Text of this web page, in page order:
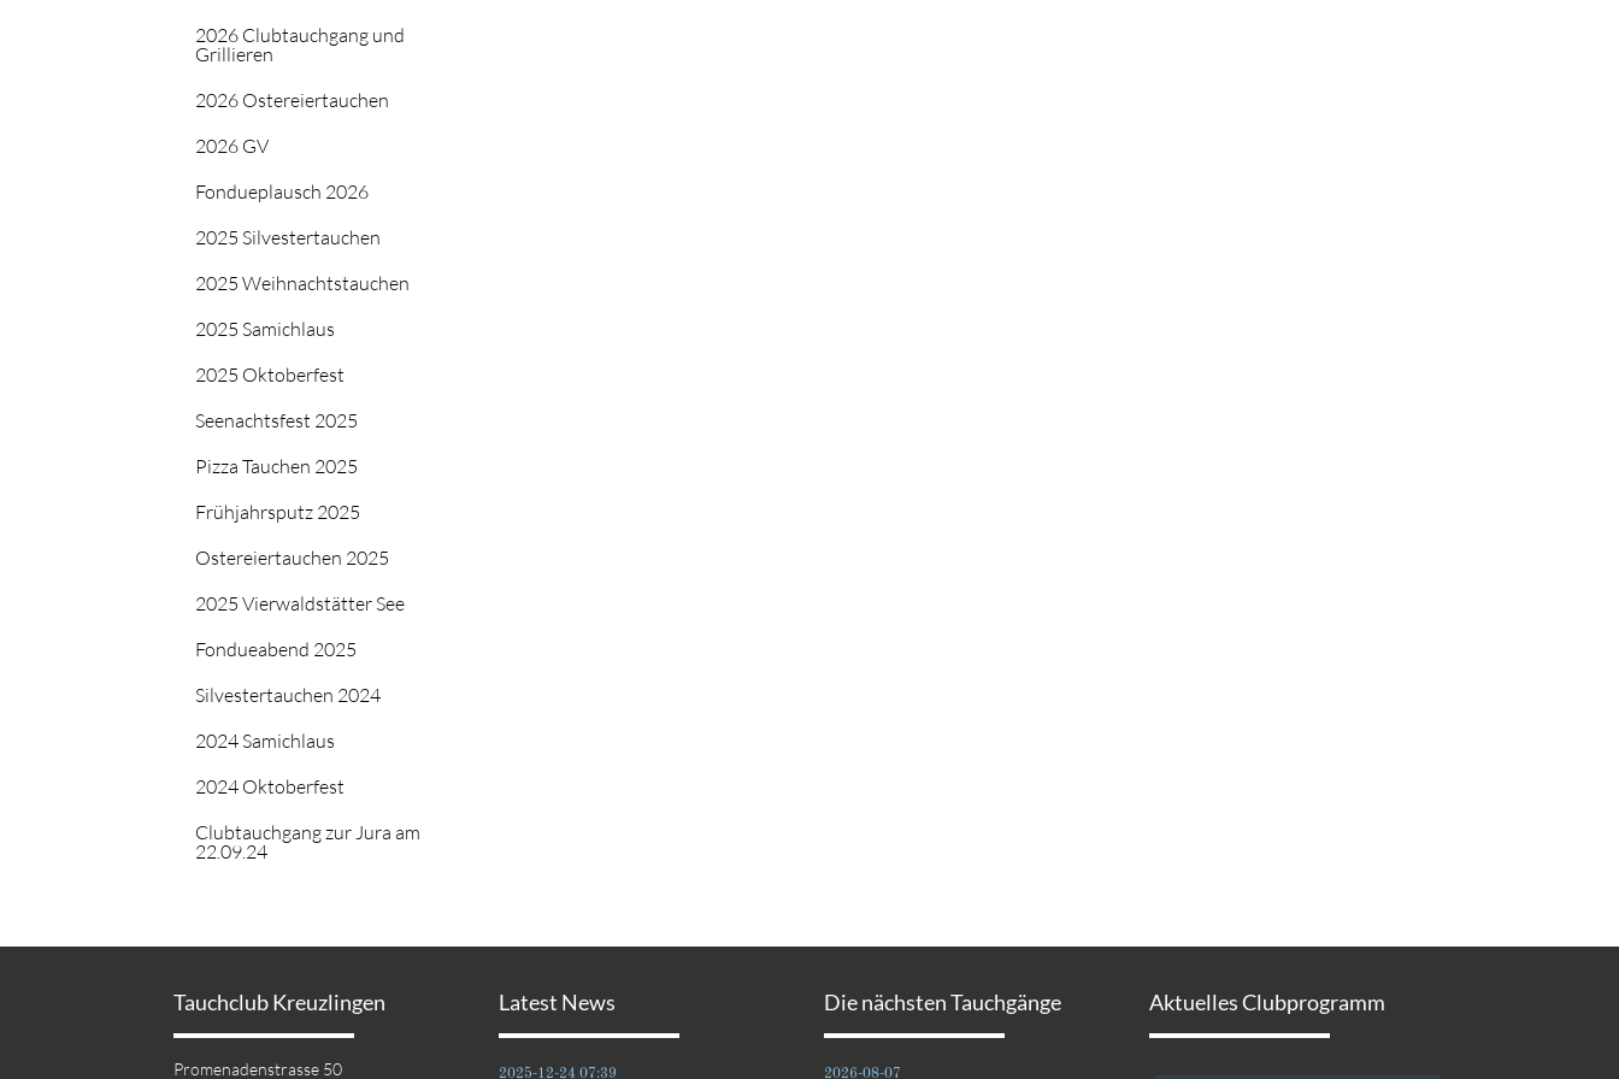
2026 Clubtauchgang und
Grillieren
2026 Ostereiertauchen
2026 GV
Fondueplausch 2026
2025 Silvestertauchen
2025 Weihnachtstauchen
2025 Samichlaus
2025 Oktoberfest
Seenachtsfest 2025
Pizza Tauchen 2025
Frühjahrsputz 2025
Ostereiertauchen 2025
2025 Vierwaldstätter See
Fondueabend 2025
Silvestertauchen 2024
2024 Samichlaus
2024 Oktoberfest
Clubtauchgang zur Jura am
22.09.24
Tauchclub Kreuzlingen
Promenadenstrasse 50
Latest News
2025-12-24 07:39
Die nächsten Tauchgänge
2026-08-07
Aktuelles Clubprogramm